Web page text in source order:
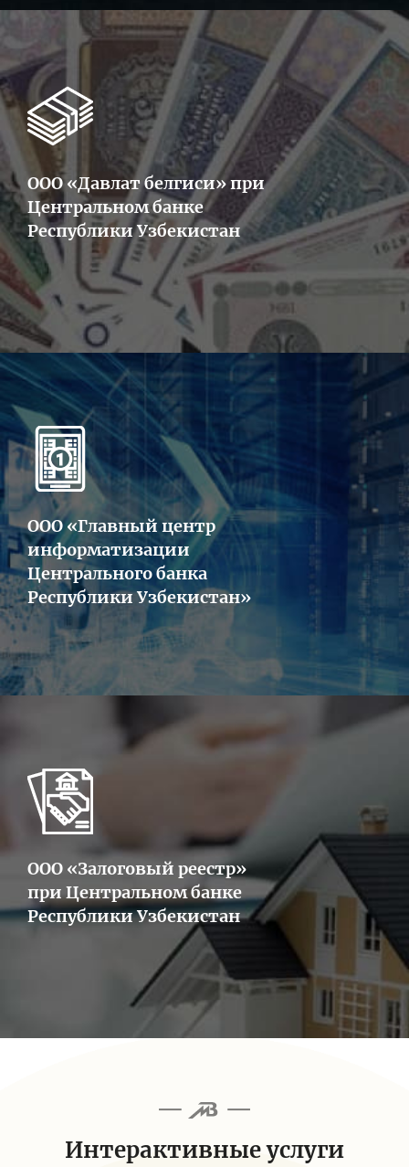
ООО «Давлат белгиси» при
Центральном банке
Республики Узбекистан
ООО «Главный центр
информатизации
Центрального банка
Республики Узбекистан»
ООО «Залоговый реестр»
при Центральном банке
Республики Узбекистан
Интерактивные услуги